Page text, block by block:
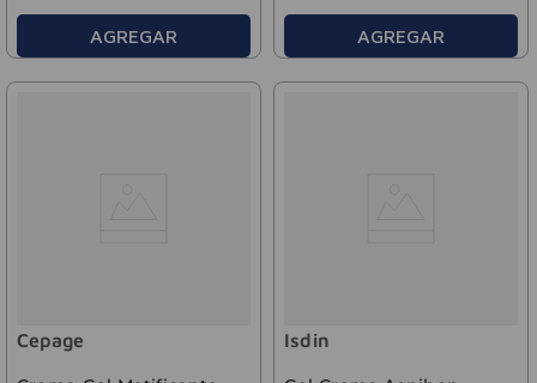
AGREGAR AGREGAR
Cepage Isdin